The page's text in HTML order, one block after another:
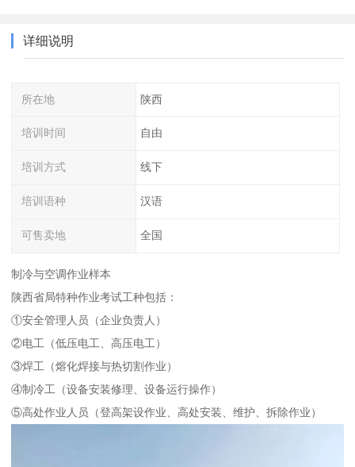
详细说明
所在地 陕西
培训时间 自由
培训方式 线下
培训语种 汉语
可售卖地 全国
制冷与空调作业样本
陕西省局特种作业考试工种包括：
①安全管理人员（企业负责人）
②电工（低压电工、高压电工）
③焊工（熔化焊接与热切割作业）
④制冷工（设备安装修理、设备运行操作）
⑤高处作业人员（登高架设作业、高处安装、维护、拆除作业）